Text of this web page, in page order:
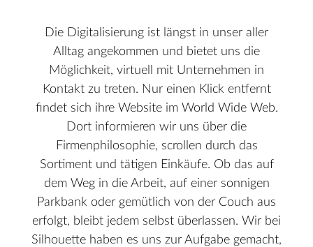
Die Digitalisierung ist längst in unser aller
Alltag angekommen und bietet uns die
Möglichkeit, virtuell mit Unternehmen in
Kontakt zu treten. Nur einen Klick entfernt
findet sich ihre Website im World Wide Web.
Dort informieren wir uns über die
Firmenphilosophie, scrollen durch das
Sortiment und tätigen Einkäufe. Ob das auf
dem Weg in die Arbeit, auf einer sonnigen
Parkbank oder gemütlich von der Couch aus
erfolgt, bleibt jedem selbst überlassen. Wir bei
Silhouette haben es uns zur Aufgabe gemacht,